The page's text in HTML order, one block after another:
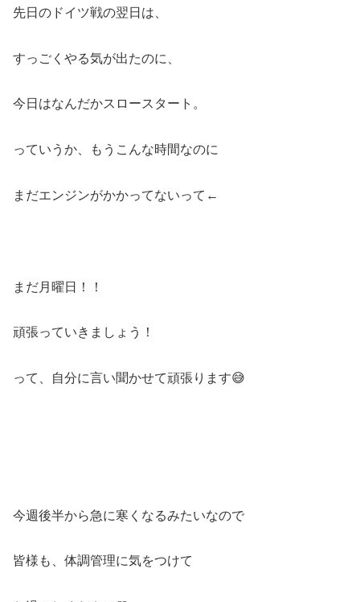
先日のドイツ戦の翌日は、
すっごくやる気が出たのに、
今日はなんだかスロースタート。
っていうか、もうこんな時間なのに
まだエンジンがかかってないって←
まだ月曜日！！
頑張っていきましょう！
って、自分に言い聞かせて頑張ります😅
今週後半から急に寒くなるみたいなので
皆様も、体調管理に気をつけて